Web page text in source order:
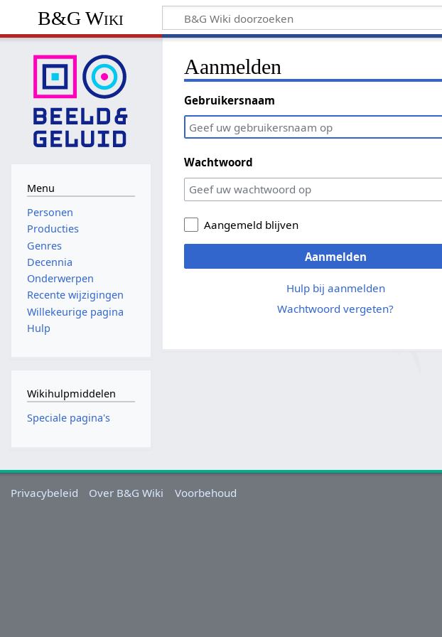
B&G Wiki
Aanmelden
Gebruikersnaam
Wachtwoord
Aangemeld blijven
Aanmelden
Hulp bij aanmelden
Wachtwoord vergeten?
Menu
Personen
Producties
Genres
Decennia
Onderwerpen
Recente wijzigingen
Willekeurige pagina
Hulp
Wikihulpmiddelen
Speciale pagina's
Privacybeleid Over B&G Wiki Voorbehoud